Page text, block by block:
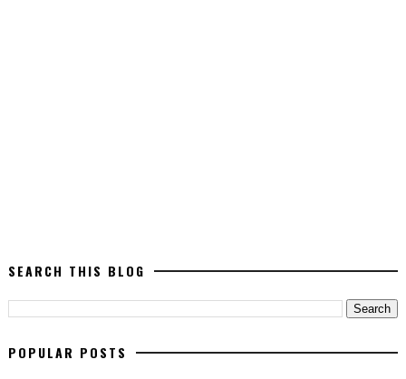
SEARCH THIS BLOG
POPULAR POSTS